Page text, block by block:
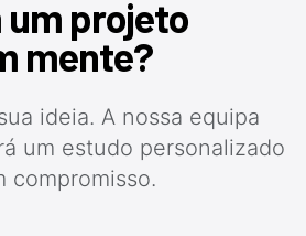
um projeto
mente?
ideia. A nossa equipa
um estudo personalizado
compromisso.